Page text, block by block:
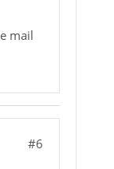
mail
#6